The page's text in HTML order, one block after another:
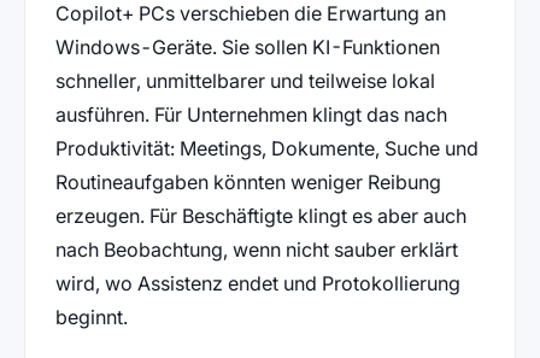
Copilot+ PCs verschieben die Erwartung an
Windows-Geräte. Sie sollen KI-Funktionen
schneller, unmittelbarer und teilweise lokal
ausführen. Für Unternehmen klingt das nach
Produktivität: Meetings, Dokumente, Suche und
Routineaufgaben könnten weniger Reibung
erzeugen. Für Beschäftigte klingt es aber auch
nach Beobachtung, wenn nicht sauber erklärt
wird, wo Assistenz endet und Protokollierung
beginnt.